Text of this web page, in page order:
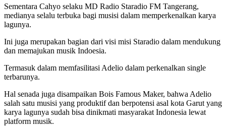
Sementara Cahyo selaku MD Radio Staradio FM Tangerang,
medianya selalu terbuka bagi musisi dalam memperkenalkan karya
lagunya.
Ini juga merupakan bagian dari visi misi Staradio dalam mendukung
dan memajukan musik Indoesia.
Termasuk dalam memfasilitasi Adelio dalam perkenalkan single
terbarunya.
Hal senada juga disampaikan Bois Famous Maker, bahwa Adelio
salah satu musisi yang produktif dan berpotensi asal kota Garut yang
karya lagunya sudah bisa dinikmati masyarakat Indonesia lewat
platform musik.